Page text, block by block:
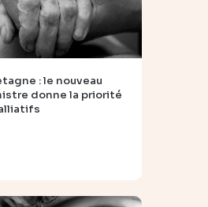
: le nouveau
donne la priorité